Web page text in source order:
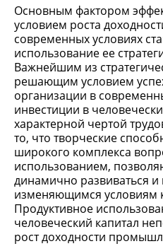
Основным фактором
условием роста
современных условиях
использование ее
Важнейшим из
решающим условием
организации в
инвестиции в
характерной чертой
то, что творческие
широкого комплекса
использованием,
динамично развиваться и
изменяющимся условиям
Продуктивное
человеческий капитал
рост доходности